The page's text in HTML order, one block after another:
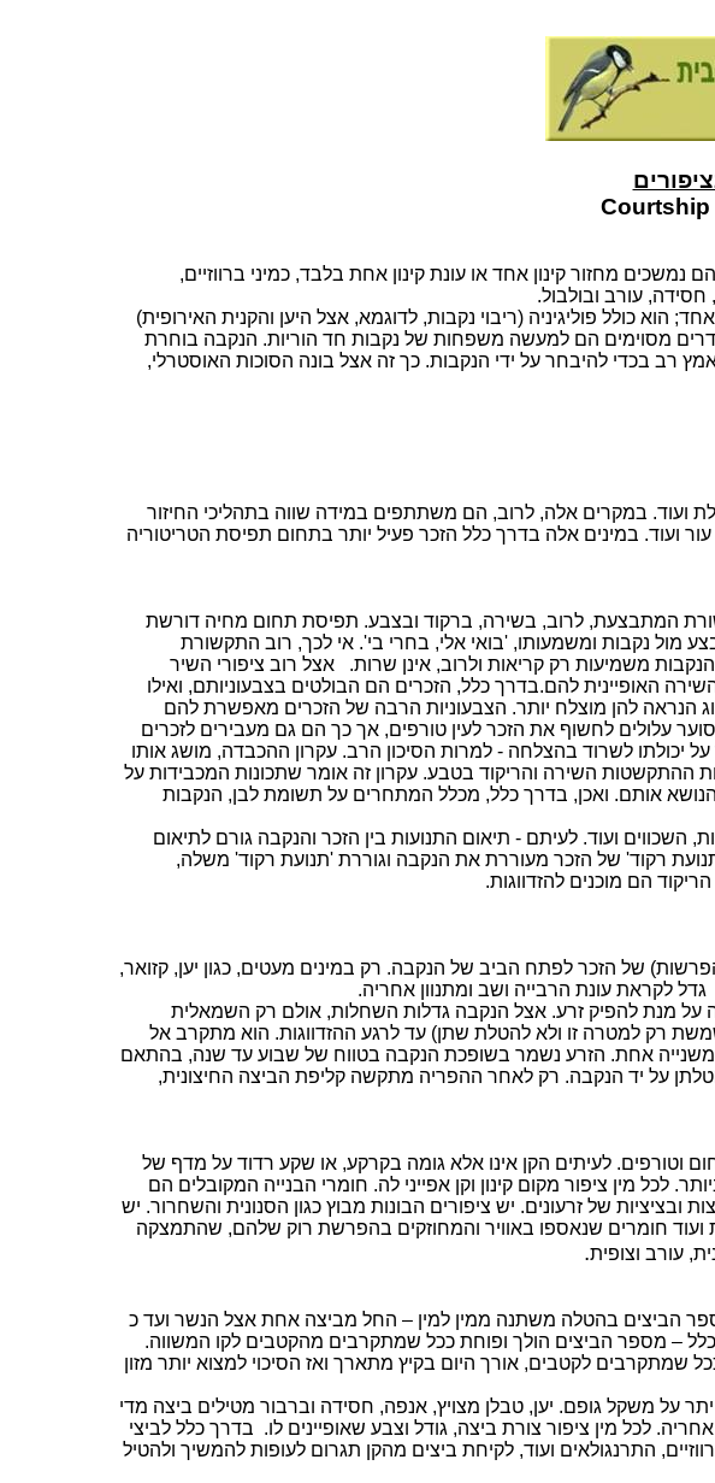
Courtship
מחזור קינון אחד או עונת קינון אחת בלבד, כמיני ברווזיים,
חסידה, עורב ובולבול.
הוא כולל פוליגיניה (ריבוי נקבות, לדוגמא, אצל היען והקנית האירופית)
מסוימים הם למעשה משפחות של נקבות חד הוריות. הנקבה בוחרת
רב בכדי להיבחר על ידי הנקבות. כך זה אצל בונה הסוכות האוסטרלי,
ועוד. במקרים אלה, לרוב, הם משתתפים במידה שווה בתהליכי החיזור
ועוד. במינים אלה בדרך כלל הזכר פעיל יותר בתחום תפיסת הטריטוריה
המתבצעת, לרוב, בשירה, ברקוד ובצבע. תפיסת תחום מחיה דורשת
נקבות ומשמעותו, 'בואי אלי, בחרי בי'. אי לכך, רוב התקשורת
הנקבות משמיעות רק קריאות ולרוב, אינן שרות.
אצל רוב ציפורי השיר
האופיינית להם.בדרך כלל, הזכרים הם הבולטים בצבעוניותם, ואילו
הנראה להן מוצלח יותר. הצבעוניות הרבה של הזכרים מאפשרת להם
עלולים לחשוף את הזכר לעין טורפים, אך כך הם גם מעבירים לזכרים
יכולתו לשרוד בהצלחה - למרות הסיכון הרב. עקרון ההכבדה, מושג אותו
ההתקשטות השירה והריקוד בטבע. עקרון זה אומר שתכונות המכבידות על
אותם. ואכן, בדרך כלל, מכלל המתחרים על תשומת לבן, הנקבות
השכווים ועוד. לעיתם - תיאום התנועות בין הזכר והנקבה גורם לתיאום
רקוד' של הזכר מעוררת את הנקבה וגוררת 'תנועת רקוד' משלה,
הם מוכנים להזדווגות.
של הזכר לפתח הביב של הנקבה. רק במינים מעטים, כגון יען, קזואר,
גדל לקראת עונת הרבייה ושב ומתנוון אחריה.
על מנת להפיק זרע. אצל הנקבה גדלות השחלות, אולם רק השמאלית
רק למטרה זו ולא להטלת שתן) עד לרגע ההזדווגות. הוא מתקרב אל
אחת. הזרע נשמר בשופכת הנקבה בטווח של שבוע עד שנה, בהתאם
על יד הנקבה. רק לאחר ההפריה מתקשה קליפת הביצה החיצונית,
וטורפים. לעיתים הקן אינו אלא גומה בקרקע, או שקע רדוד על מדף של
לכל מין ציפור מקום קינון וקן אפייני לה. חומרי הבנייה המקובלים הם
ובציציות של זרעונים. יש ציפורים הבונות מבוץ כגון הסנונית והשחרור. יש
ועוד חומרים שנאספו באוויר והמחוזקים בהפרשת רוק שלהם, שהתמצקה
עורב וצופית.
הביצים בהטלה משתנה ממין למין – החל מביצה אחת אצל הנשר ועד כ
– מספר הביצים הולך ופוחת ככל שמתקרבים מהקטבים לקו המשווה.
שמתקרבים לקטבים, אורך היום בקיץ מתארך ואז הסיכוי למצוא יותר מזון
על משקל גופם. יען, טבלן מצויץ, אנפה, חסידה וברבור מטילים ביצה מדי
לכל מין ציפור צורת ביצה, גודל וצבע שאופיינים לו. בדרך כלל לביצי
התרנגולאים ועוד, לקיחת ביצים מהקן תגרום לעופות להמשיך ולהטיל